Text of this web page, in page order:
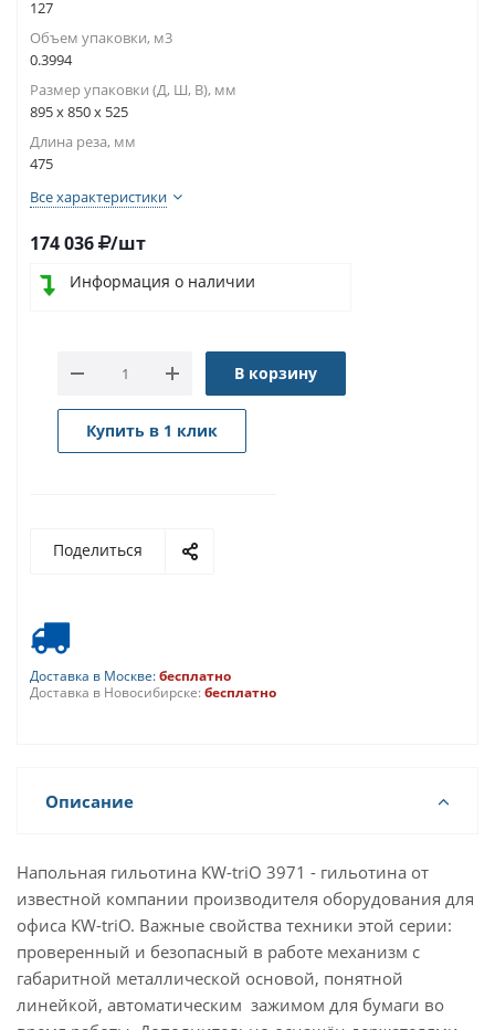
127
Объем упаковки, м3
0.3994
Размер упаковки (Д, Ш, В), мм
895 x 850 x 525
Длина реза, мм
475
Все характеристики
174 036 /шт
Информация о наличии
В корзину
Купить в 1 клик
Поделиться
Доставка в Москве:бесплатно
Доставка в Новосибирске: бесплатно
Описание
Напольная гильотина KW-triO 3971 - гильотина от
известной компании производителя оборудования для
офиса KW-triO. Важные свойства техники этой серии:
проверенный и безопасный в работе механизм с
габаритной металлической основой, понятной
линейкой, автоматическим зажимом для бумаги во